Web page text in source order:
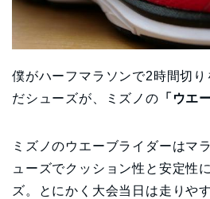
僕がハーフマラソンで2時間切
だシューズが、ミズノの 「ウエ
ミズノのウエーブライダーはマ
ューズでクッション性と安定性
ズ。とにかく大会当日は走りや